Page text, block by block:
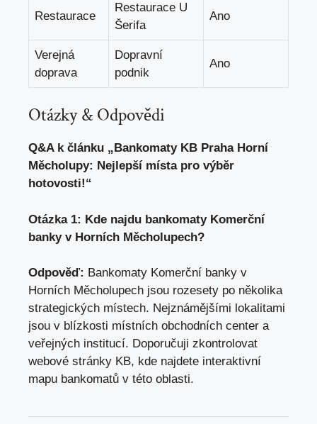
Restaurace
Restaurace U
Šerifa
Ano
Verejná
doprava
Dopravní
podnik
Ano
Otázky & Odpovědi
Q&A k článku „Bankomaty KB Praha Horní
Měcholupy: Nejlepší místa pro výběr
hotovosti!“
Otázka 1: Kde najdu bankomaty Komerční
banky v Horních Měcholupech?
Odpověď: Bankomaty Komerční banky v
Horních Měcholupech jsou rozesety po několika
strategických místech. Nejznámějšími lokalitami
jsou v blízkosti místních obchodních center a
veřejných institucí. Doporučuji zkontrolovat
webové stránky KB, kde najdete interaktivní
mapu bankomatů v této oblasti.